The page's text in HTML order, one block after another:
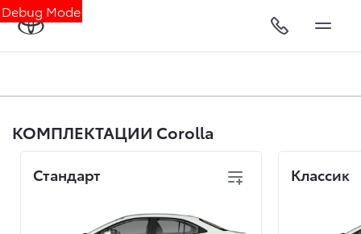
Debug Mode
КОМПЛЕКТАЦИИ Corolla
Стандарт Классик